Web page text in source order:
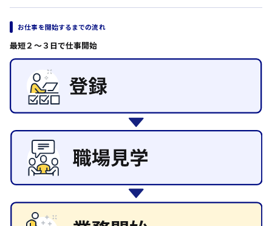
調理
ルート営業
その他の専門職
施設管理・整備
施工管理
自動車整備士
配送・ドライバー
呉市
東広島市
安芸高田市
山県郡
日給8000円～
お仕事を開始するまでの流れ
最短２〜３日で仕事開始